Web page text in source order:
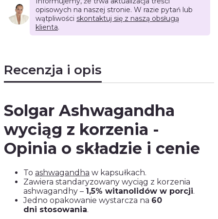
opisowych na naszej stronie. W razie pytań lub
wątpliwości skontaktuj się z naszą obsługą
klienta.
Recenzja i opis
Solgar Ashwagandha
wyciąg z korzenia -
Opinia o składzie i cenie
To ashwagandha w kapsułkach.
Zawiera standaryzowany wyciąg z korzenia
ashwagandhy – 1,5% witanolidów w porcji.
Jedno opakowanie wystarcza na 60
dni stosowania.